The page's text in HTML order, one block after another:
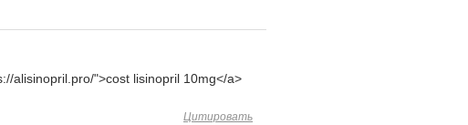
alisinopril.pro/">cost lisinopril 10mg</a>
Цитировать